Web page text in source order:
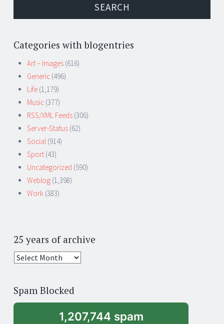
Categories with blogentries
Art – Images (616)
Generic (496)
Life (1,179)
Music (377)
RSS/XML Feeds (306)
Server-Status (62)
Social (914)
Sport (43)
Uncategorized (590)
Weblog (1,398)
Work (383)
25 years of archive
25
archive
Spam Blocked
1,207,744 spam